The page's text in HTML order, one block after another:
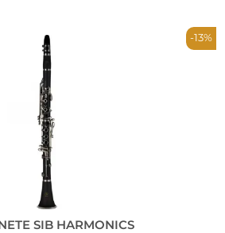
-13%
SIB HARMONICS